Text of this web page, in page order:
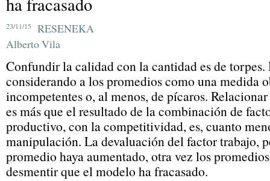
23/11/15
RESENEKA
Alberto Vila
Confundir la calidad con la cantidad es de torpes.
considerando a los promedios como una medida
incompetentes o, al menos, de pícaros.
es más que el resultado de la combinación de
productivo, con la competitividad, es, cuanto
manipulación. La devaluación del factor trabajo,
promedio haya aumentado, otra vez los
desmentir que el modelo ha fracasado.